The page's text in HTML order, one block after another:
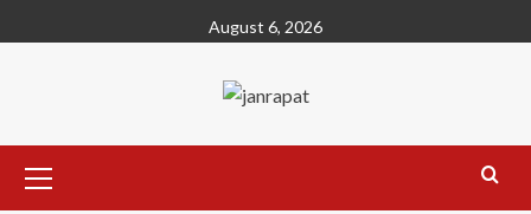
to
August 6, 2026
Menu